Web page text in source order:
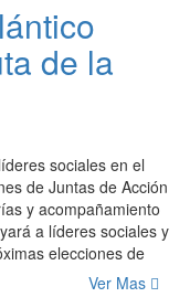
de la
sociales en el
de Juntas de Acción
y acompañamiento
a líderes sociales y
elecciones de
Ver Mas